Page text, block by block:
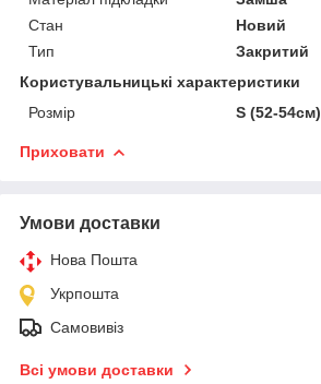
Стан
Новий
Тип
Закритий
Користувальницькі характеристики
Розмір
S (52-54см)
Приховати
Умови доставки
Нова Пошта
Укрпошта
Самовивіз
Всі умови доставки